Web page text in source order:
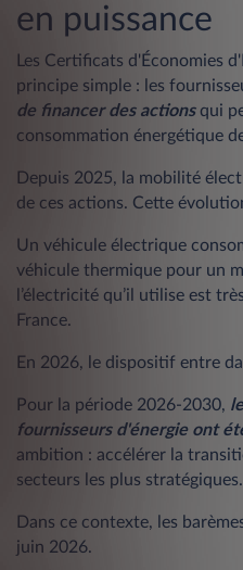
en puissance
Les Certificats d'Économies
principe simple : les
de financer des actionsqui
consommation énergétique
Depuis 2025, la mobilité
de ces actions. Cette
Un véhicule électrique
véhicule thermique pour un
l’électricité qu’il utilise est
France.
En 2026, le dispositif entre
Pour la période 2026-2030,
fournisseurs d'énergie ont
ambition : accélérer la
secteurs les plus stratégiques.
Dans ce contexte, les
juin 2026.